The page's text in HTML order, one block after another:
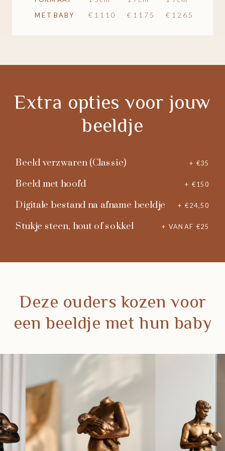
€1265
€1175
€1110
MET BABY
+ VANAF €25
Stukje steen, hout of sokkel
+ €24,50
Digitale bestand na afname beeldje
+ €150
Beeld met hoofd
+ €35
Beeld verzwaren (Classic)
Extra opties voor jouw
beeldje
Deze ouders kozen voor
een beeldje met hun baby